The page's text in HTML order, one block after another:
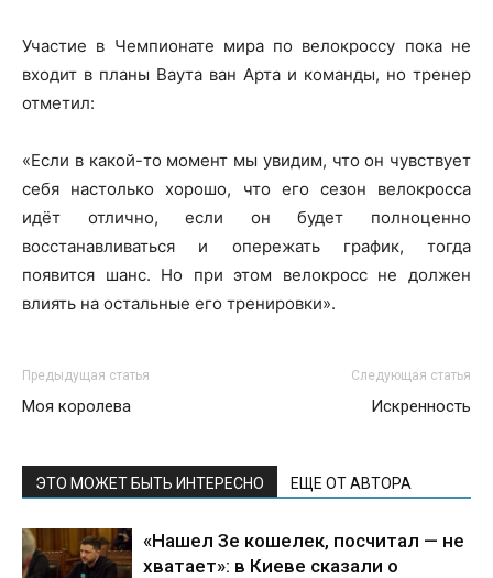
Участие в Чемпионате мира по велокроссу пока не
входит в планы Ваута ван Арта и команды, но тренер
отметил:
«Если в какой-то момент мы увидим, что он чувствует
себя настолько хорошо, что его сезон велокросса
идёт отлично, если он будет полноценно
восстанавливаться и опережать график, тогда
появится шанс. Но при этом велокросс не должен
влиять на остальные его тренировки».
Предыдущая статья
Моя королева
Следующая статья
Искренность
ЭТО МОЖЕТ БЫТЬ ИНТЕРЕСНО ЕЩЕ ОТ АВТОРА
«Нашел Зе кошелек, посчитал — не
хватает»: в Киеве сказали о